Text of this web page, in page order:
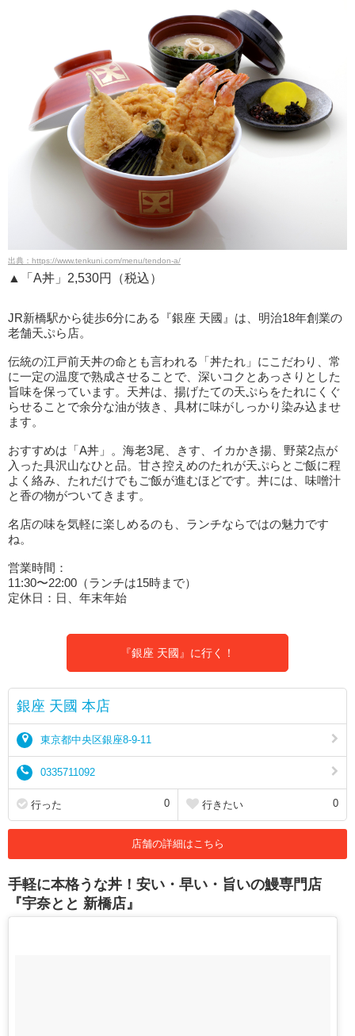
出典：https://www.tenkuni.com/menu/tendon-a/
▲「A丼」2,530円（税込）
JR新橋駅から徒歩6分にある『銀座 天國』は、明治18年創業の
老舗天ぷら店。
伝統の江戸前天丼の命とも言われる「丼たれ」にこだわり、常
に一定の温度で熟成させることで、深いコクとあっさりとした
旨味を保っています。天丼は、揚げたての天ぷらをたれにくぐ
らせることで余分な油が抜き、具材に味がしっかり染み込ませ
ます。
おすすめは「A丼」。海老3尾、きす、イカかき揚、野菜2点が
入った具沢山なひと品。甘さ控えめのたれが天ぷらとご飯に程
よく絡み、たれだけでもご飯が進むほどです。丼には、味噌汁
と香の物がついてきます。
名店の味を気軽に楽しめるのも、ランチならではの魅力です
ね。
営業時間：
11:30〜22:00（ランチは15時まで）
定休日：日、年末年始
『銀座 天國』に行く！
銀座 天國 本店
東京都中央区銀座8-9-11
0335711092
行った 0 行きたい 0
店舗の詳細はこちら
手軽に本格うな丼！安い・早い・旨いの鰻専門店
『宇奈とと 新橋店』